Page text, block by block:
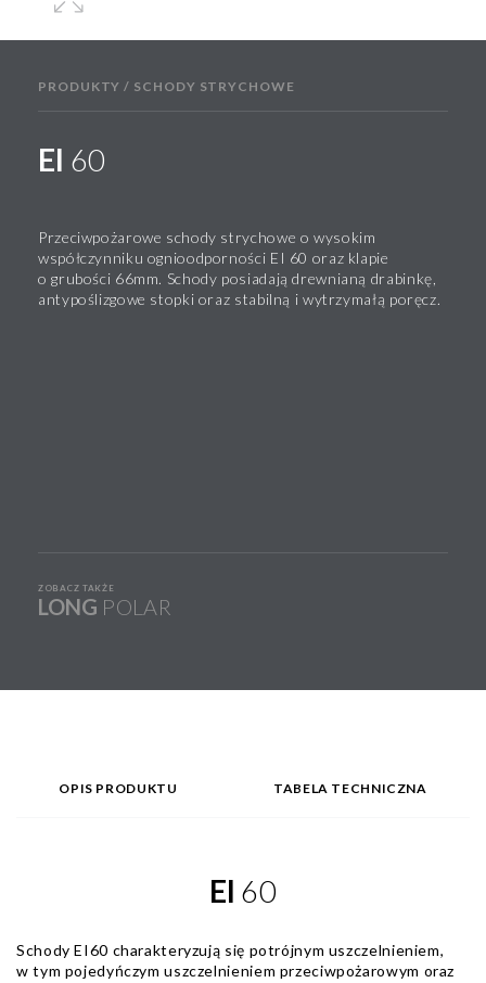
PRODUKTY / SCHODY STRYCHOWE
EI 60
Przeciwpożarowe schody strychowe o wysokim
współczynniku ognioodporności EI 60 oraz klapie
o grubości 66mm. Schody posiadają drewnianą drabinkę,
antypoślizgowe stopki oraz stabilną i wytrzymałą poręcz.
ZOBACZ TAKŻE
LONG POLAR
OPIS PRODUKTU TABELA TECHNICZNA
EI 60
Schody EI60 charakteryzują się potrójnym uszczelnieniem,
w tym pojedyńczym uszczelnieniem przeciwpożarowym oraz